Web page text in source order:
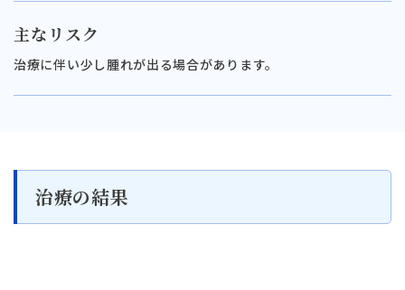
主なリスク
治療に伴い少し腫れが出る場合があります。
治療の結果